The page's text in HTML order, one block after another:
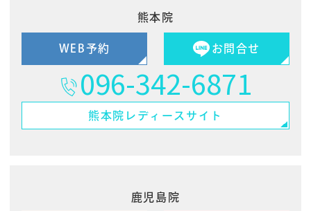
熊本院
WEB予約 お問合せ
096-342-6871
熊本院 レディースサイト
鹿児島院